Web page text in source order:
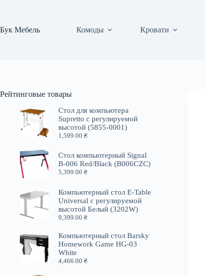
Бук Мебель
Комоды Кровати
Рейтинговые товары
Стол для компьютера
Supretto с регулируемой
высотой (5855-0001)
1,599.00₴
Стол компьютерный Signal
B-006 Red/Black (B006CZC)
5,399.00₴
Компьютерный стол E-Table
Universal с регулируемой
высотой Белый (3202W)
9,399.00₴
Компьютерный стол Barsky
Homework Game HG-03
White
4,466.00₴